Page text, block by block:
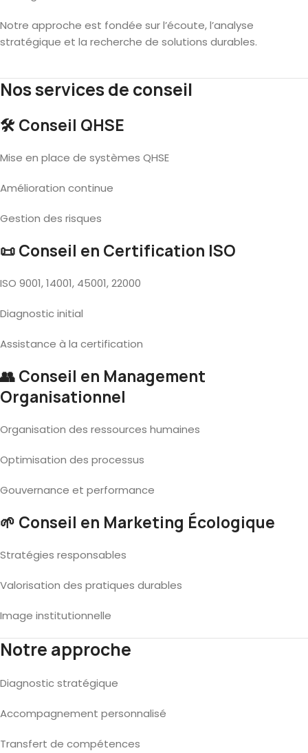
Notre approche est fondée sur l’écoute, l’analyse
stratégique et la recherche de solutions durables.
Nos services de conseil
🛠️ Conseil QHSE
Mise en place de systèmes QHSE
Amélioration continue
Gestion des risques
📜 Conseil en Certification ISO
ISO 9001, 14001, 45001, 22000
Diagnostic initial
Assistance à la certification
👥 Conseil en Management
Organisationnel
Organisation des ressources humaines
Optimisation des processus
Gouvernance et performance
🌱 Conseil en Marketing Écologique
Stratégies responsables
Valorisation des pratiques durables
Image institutionnelle
Notre approche
Diagnostic stratégique
Accompagnement personnalisé
Transfert de compétences